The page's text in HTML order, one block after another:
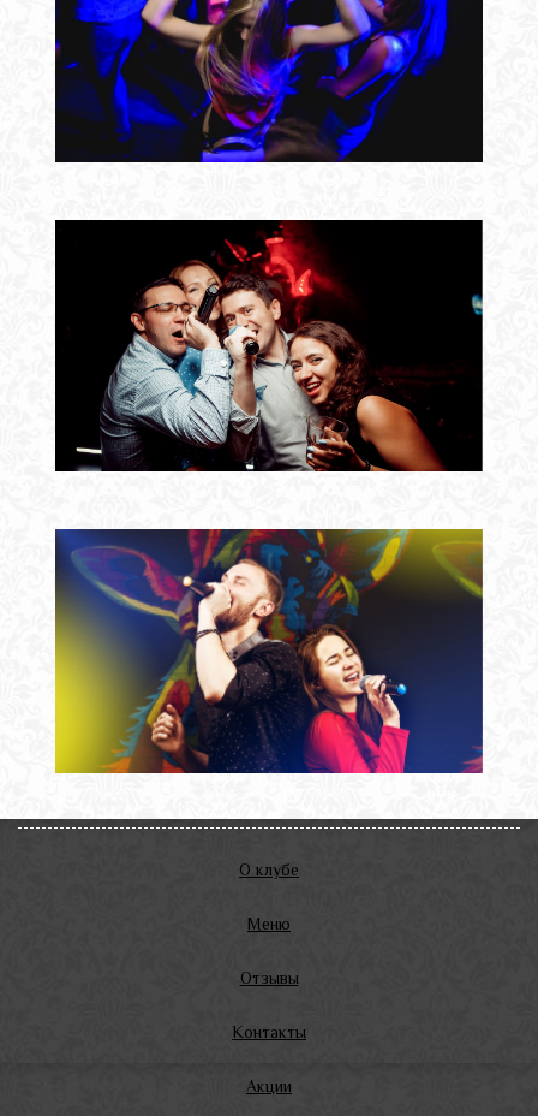
О клубе
Меню
Отзывы
Контакты
Акции